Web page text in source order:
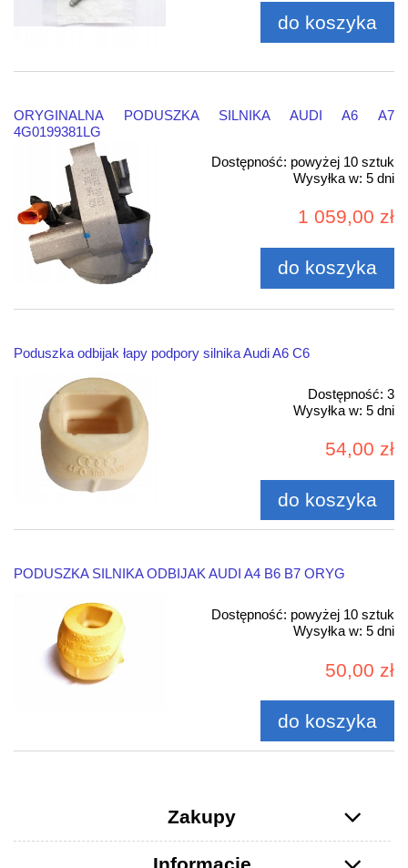
do koszyka
ORYGINALNA PODUSZKA SILNIKA AUDI A6 A7
4G0199381LG
Dostępność: powyżej 10 sztuk
Wysyłka w: 5 dni
1 059,00 zł
do koszyka
Poduszka odbijak łapy podpory silnika Audi A6 C6
Dostępność: 3
Wysyłka w: 5 dni
54,00 zł
do koszyka
PODUSZKA SILNIKA ODBIJAK AUDI A4 B6 B7 ORYG
Dostępność: powyżej 10 sztuk
Wysyłka w: 5 dni
50,00 zł
do koszyka
Zakupy